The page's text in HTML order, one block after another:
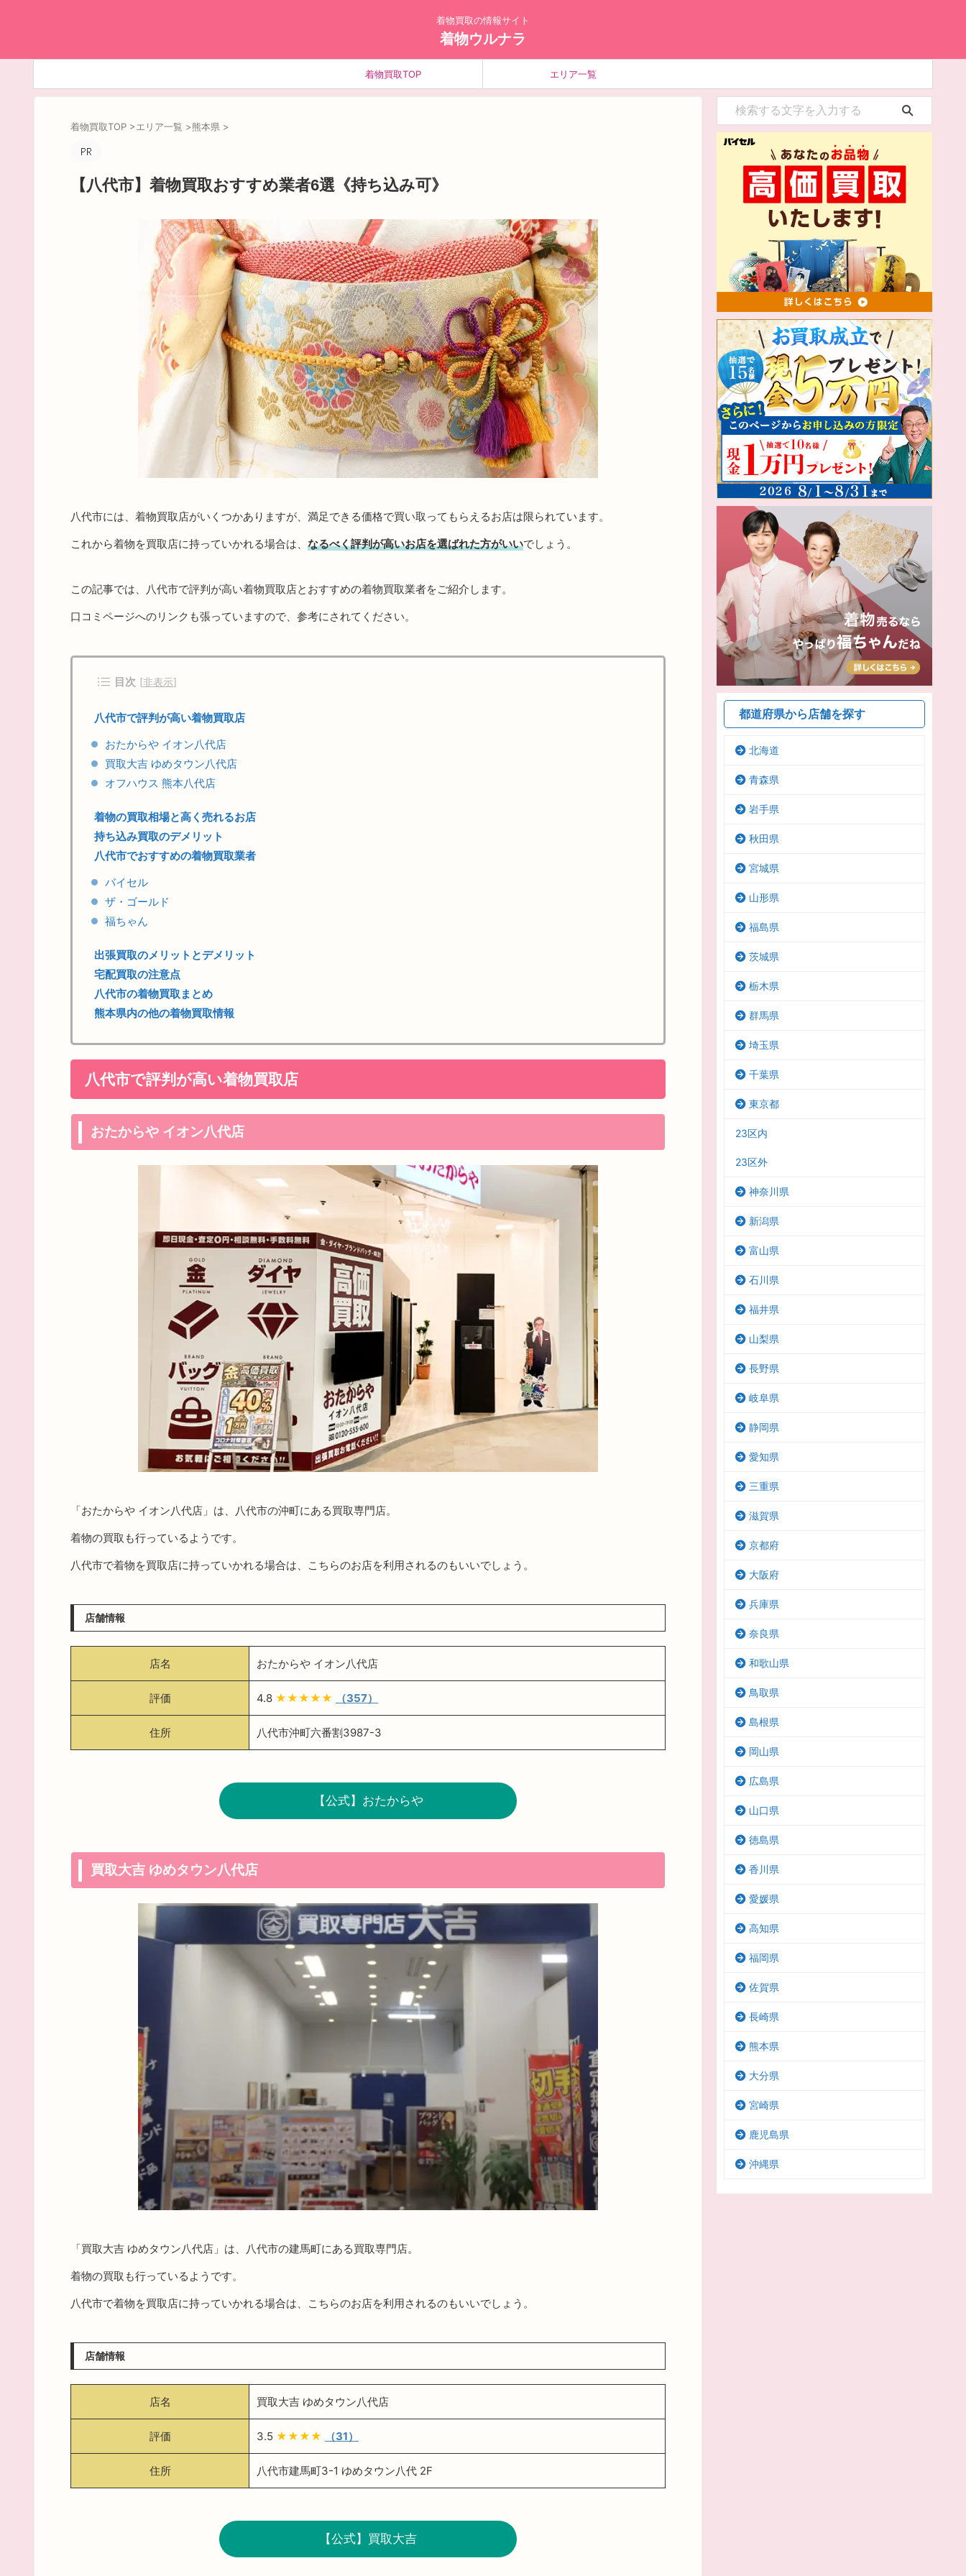
着物買取の情報サイト
着物ウルナラ
着物買取TOP エリア一覧
着物買取TOP >エリア一覧 >熊本県 >
【八代市】着物買取おすすめ業者6選《持ち込み可》
八代市には、着物買取店がいくつかありますが、満足できる価格で買い取ってもらえるお店は限られています。
これから着物を買取店に持っていかれる場合は、 なるべく評判が高いお店を選ばれた方がいいでしょう。
この記事では、八代市で評判が高い着物買取店とおすすめの着物買取業者をご紹介します。
口コミページへのリンクも張っていますので、参考にされてください。
目次 [非表示]
八代市で評判が高い着物買取店
おたからや イオン八代店
買取大吉 ゆめタウン八代店
オフハウス 熊本八代店
着物の買取相場と高く売れるお店
持ち込み買取のデメリット
八代市でおすすめの着物買取業者
バイセル
ザ・ゴールド
福ちゃん
出張買取のメリットとデメリット
宅配買取の注意点
八代市の着物買取まとめ
熊本県内の他の着物買取情報
八代市で評判が高い着物買取店
おたからや イオン八代店
「おたからや イオン八代店」は、八代市の沖町にある買取専門店。
着物の買取も行っているようです。
八代市で着物を買取店に持っていかれる場合は、こちらのお店を利用されるのもいいでしょう。
店舗情報
店名 おたからや イオン八代店
評価 4.8 ★★★★★ （357）
住所 八代市沖町六番割3987-3
【公式】おたからや
買取大吉 ゆめタウン八代店
「買取大吉 ゆめタウン八代店」は、八代市の建馬町にある買取専門店。
着物の買取も行っているようです。
八代市で着物を買取店に持っていかれる場合は、こちらのお店を利用されるのもいいでしょう。
店舗情報
店名 買取大吉 ゆめタウン八代店
評価 3.5 ★★★★ （31）
住所 八代市建馬町3-1 ゆめタウン八代 2F
【公式】買取大吉
都道府県から店舗を探す
北海道
青森県
岩手県
秋田県
宮城県
山形県
福島県
茨城県
栃木県
群馬県
埼玉県
千葉県
東京都
23区内
23区外
神奈川県
新潟県
富山県
石川県
福井県
山梨県
長野県
岐阜県
静岡県
愛知県
三重県
滋賀県
京都府
大阪府
兵庫県
奈良県
和歌山県
鳥取県
島根県
岡山県
広島県
山口県
徳島県
香川県
愛媛県
高知県
福岡県
佐賀県
長崎県
熊本県
大分県
宮崎県
鹿児島県
沖縄県